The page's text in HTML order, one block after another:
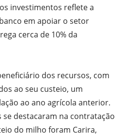
investimentos reflete a
em apoiar o setor
cerca de 10% da
dos recursos, com
ao seu custeio, um
ao ano agrícola anterior.
se destacaram na contratação
do milho foram Carira,